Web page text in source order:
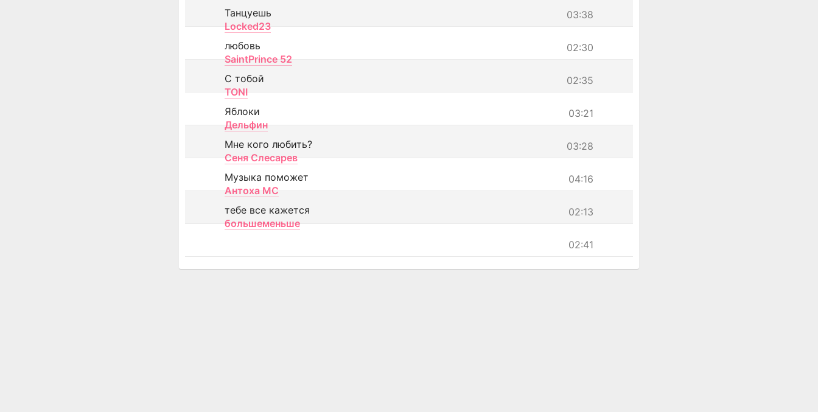
03:38
Танцуешь
Locked23
02:30
любовь
SaintPrince 52
02:35
С тобой
TONI
03:21
Яблоки
Дельфин
03:28
Мне кого любить?
Сеня Слесарев
04:16
Музыка поможет
Антоха МС
02:13
тебе все кажется
большеменьше
02:41